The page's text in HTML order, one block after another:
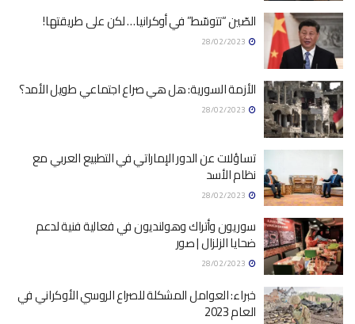
الصّين “تتوسّط” في أوكرانيا… لكن على طريقتها!
الأزمة السورية: هل هي صراع اجتماعي طويل الأمد؟
تساؤلات عن الدور الإماراتي في التطبيع العربي مع
نظام الأسد
سوريون وأتراك وهولنديون في فعالية فنية لدعم
ضحايا الزلزال | صور
خبراء: العوامل المشكلة للصراع الروسي الأوكراني في
العام 2023‏